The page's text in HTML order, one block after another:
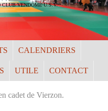
CLUB VENDÔME U.S.V.
CALENDRIERS
UTILE CONTACT
cadet de Vierzon.